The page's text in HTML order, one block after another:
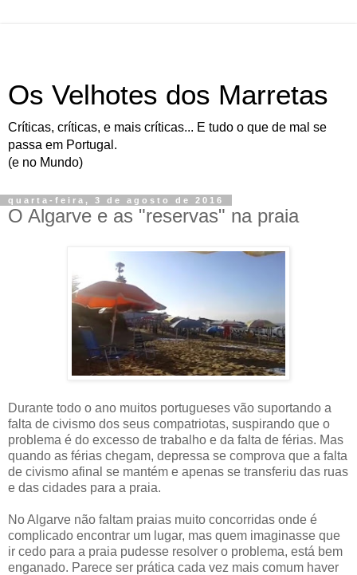
Os Velhotes dos Marretas
Críticas, críticas, e mais críticas... E tudo o que de mal se
passa em Portugal.
(e no Mundo)
quarta-feira, 3 de agosto de 2016
O Algarve e as "reservas" na praia
Durante todo o ano muitos portugueses vão suportando a
falta de civismo dos seus compatriotas, suspirando que o
problema é do excesso de trabalho e da falta de férias. Mas
quando as férias chegam, depressa se comprova que a falta
de civismo afinal se mantém e apenas se transferiu das ruas
e das cidades para a praia.
No Algarve não faltam praias muito concorridas onde é
complicado encontrar um lugar, mas quem imaginasse que
ir cedo para a praia pudesse resolver o problema, está bem
enganado. Parece ser prática cada vez mais comum haver